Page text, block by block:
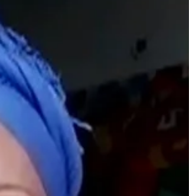
on-line e com preço promocional de quarentena!
Nossa ministrante Sul - Florence Chechi...